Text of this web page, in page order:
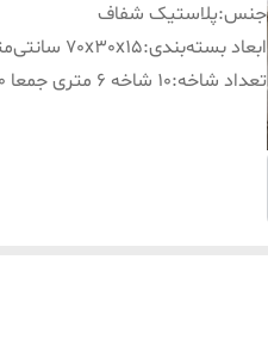
جنس:پلاستیک شفاف
ابعاد بسته‌بندی:70x30x15 سانتی‌متر
تعداد شاخه:10 شاخه 6 متری جمعا 60 متر